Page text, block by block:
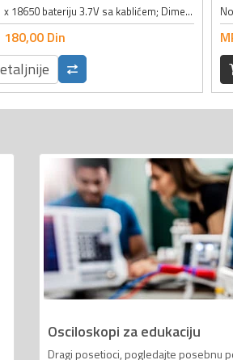
Nosač za 1 x 18650 bateriju 3.7V sa kablićem; Dimenzije: 75 x 20 x 20mm; Način montaže: lemljenje, povezivanje; Materijal izrade nosača: plastika;
180,00 Din
Osciloskopi za edukaciju
Dragi posetioci, pogledajte posebnu